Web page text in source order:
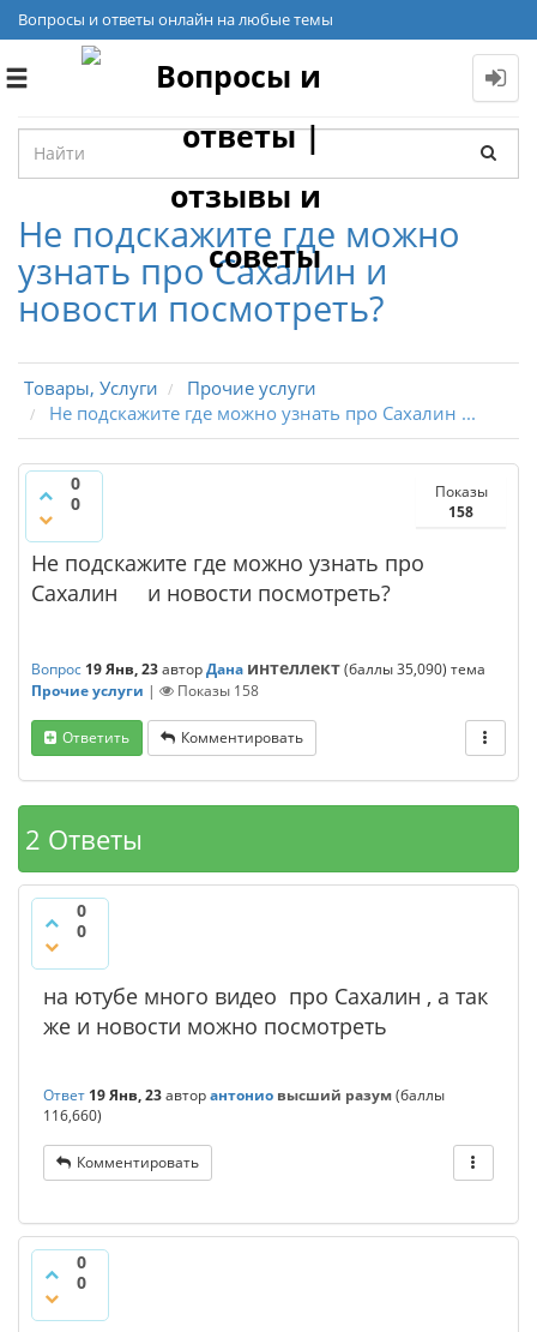
Вопросы и ответы онлайн на любые темы
Toggle
Не подскажите где можно
узнать про Сахалин и
новости посмотреть?
Товары, Услуги
Прочие услуги
Не подскажите где можно узнать про Сахалин ...
0
0
Показы
158
Не подскажите где можно узнать про
Сахалин и новости посмотреть?
Вопрос 19 Янв, 23авторДана интеллект(баллы35,090) тема
Прочие услуги | Показы 158
Ответить Комментировать
2 Ответы
0
0
на ютубе много видео про Сахалин , а так
же и новости можно посмотреть
Ответ 19 Янв, 23авторантонио высший разум(баллы
116,660)
Комментировать
0
0